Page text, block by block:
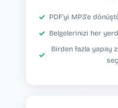
PDF'yi MP3'e
Belgelerinizi her
Birden fazla yapay